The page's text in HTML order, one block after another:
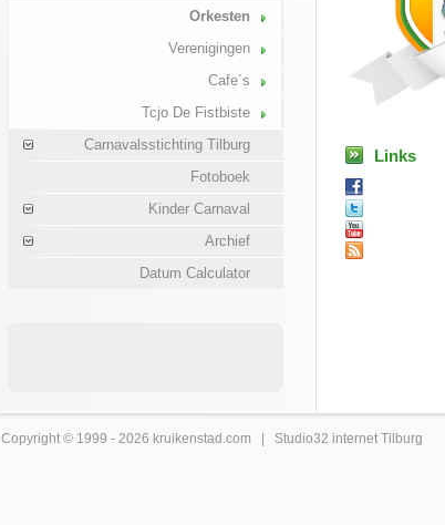
Orkesten
Verenigingen
Cafe´s
Tcjo De Fistbiste
Carnavalsstichting Tilburg
Fotoboek
Kinder Carnaval
Archief
Datum Calculator
Links
Copyright © 1999 - 2026 kruikenstad .com | Studio32 internet Tilburg